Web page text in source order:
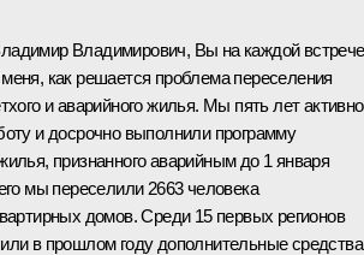
Владимирович, Вы на каждой встрече
как решается проблема переселения
и аварийного жилья. Мы пять лет активно
и досрочно выполнили программу
признанного аварийным до 1 января
мы переселили 2663 человека
домов. Среди 15 первых регионов
в прошлом году дополнительные средства